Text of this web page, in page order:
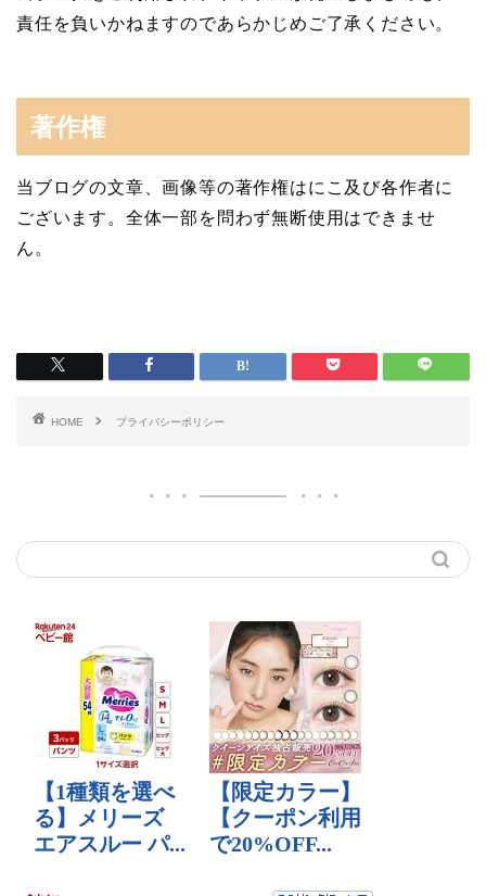
責任を負いかねますのであらかじめご了承ください。
著作権
当ブログの文章、画像等の著作権はにこ及び各作者に
ございます。全体一部を問わず無断使用はできませ
ん。
HOME プライバシーポリシー